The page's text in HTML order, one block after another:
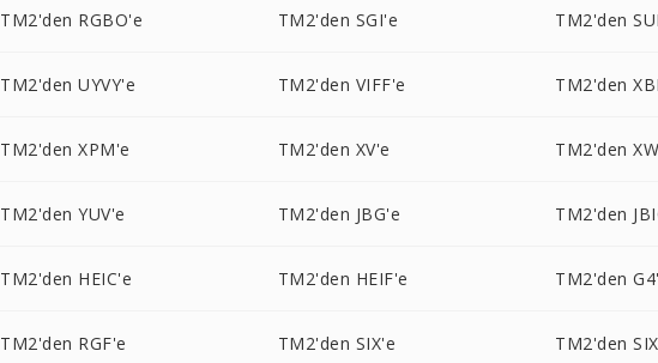
TM2'den RGBO'e TM2'den SGI'e TM2'den
TM2'den UYVY'e TM2'den VIFF'e TM2'den
TM2'den XPM'e TM2'den XV'e TM2'den
TM2'den YUV'e TM2'den JBG'e TM2'den
TM2'den HEIC'e TM2'den HEIF'e TM2'den
TM2'den RGF'e TM2'den SIX'e TM2'den